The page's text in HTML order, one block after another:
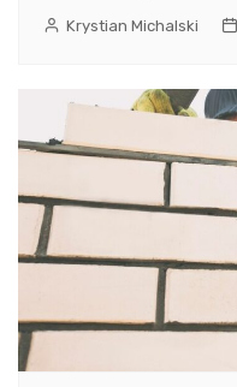
Krystian Michalski